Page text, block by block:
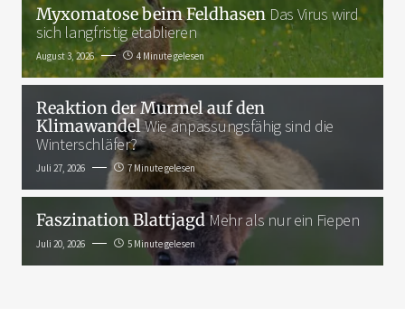
Myxomatose beim Feldhasen Das Virus wird
sich langfristig etablieren
August 3, 2026 4 Minute gelesen
Reaktion der Murmel auf den
KlimawandelWie anpassungsfähig sind die
Winterschläfer?
Juli 27, 2026 7 Minute gelesen
Faszination BlattjagdMehr als nur ein Fiepen
Juli 20, 2026 5 Minute gelesen